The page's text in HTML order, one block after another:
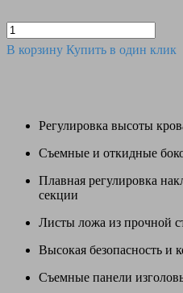
В корзину Купить в один клик
Регулировка высоты
Съемные и откидные
Плавная регулировка
секции
Листы ложа из прочной
Высокая безопасность и
Съемные панели